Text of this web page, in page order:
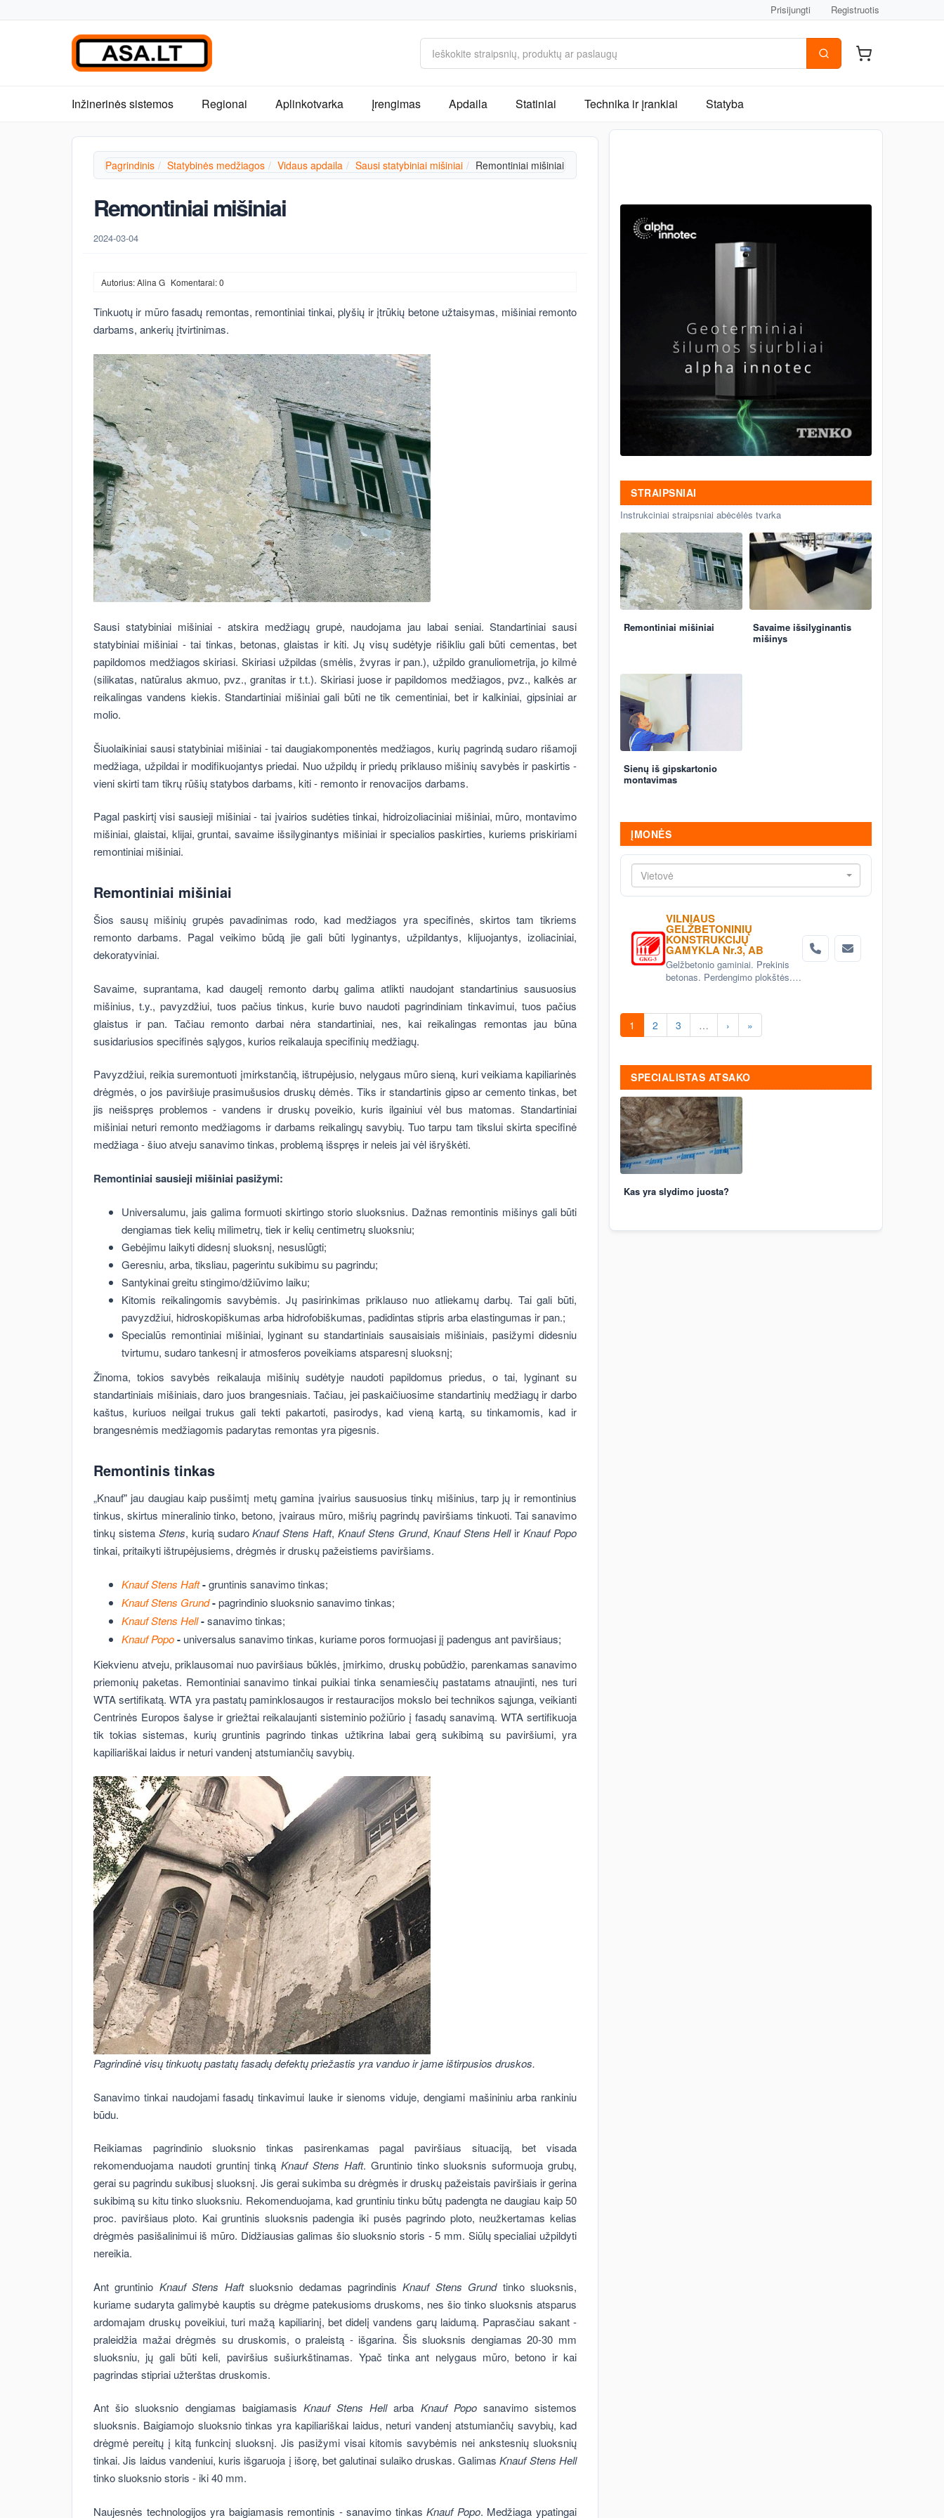
Prisijungti Registruotis
Inžinerinės sistemos Regionai Aplinkotvarka Įrengimas Apdaila Statiniai Technika ir įrankiai Statyba
Pagrindinis Statybinės medžiagos Vidaus apdaila Sausi statybiniai mišiniai Remontiniai mišiniai
Remontiniai mišiniai
2024-03-04
Autorius: Alina G Komentarai: 0
Tinkuotų ir mūro fasadų remontas, remontiniai tinkai, plyšių ir įtrūkių betone užtaisymas, mišiniai remonto
darbams, ankerių įtvirtinimas.
Sausi statybiniai mišiniai - atskira medžiagų grupė, naudojama jau labai seniai. Standartiniai sausi
statybiniai mišiniai - tai tinkas, betonas, glaistas ir kiti. Jų visų sudėtyje rišikliu gali būti cementas, bet
papildomos medžiagos skiriasi. Skiriasi užpildas (smėlis, žvyras ir pan.), užpildo granuliometrija, jo kilmė
(silikatas, natūralus akmuo, pvz., granitas ir t.t.). Skiriasi juose ir papildomos medžiagos, pvz., kalkės ar
reikalingas vandens kiekis. Standartiniai mišiniai gali būti ne tik cementiniai, bet ir kalkiniai, gipsiniai ar
molio.
Šiuolaikiniai sausi statybiniai mišiniai - tai daugiakomponentės medžiagos, kurių pagrindą sudaro rišamoji
medžiaga, užpildai ir modifikuojantys priedai. Nuo užpildų ir priedų priklauso mišinių savybės ir paskirtis -
vieni skirti tam tikrų rūšių statybos darbams, kiti - remonto ir renovacijos darbams.
Pagal paskirtį visi sausieji mišiniai - tai įvairios sudėties tinkai, hidroizoliaciniai mišiniai, mūro, montavimo
mišiniai, glaistai, klijai, gruntai, savaime išsilyginantys mišiniai ir specialios paskirties, kuriems priskiriami
remontiniai mišiniai.
Remontiniai mišiniai
Šios sausų mišinių grupės pavadinimas rodo, kad medžiagos yra specifinės, skirtos tam tikriems
remonto darbams. Pagal veikimo būdą jie gali būti lyginantys, užpildantys, klijuojantys, izoliaciniai,
dekoratyviniai.
Savaime, suprantama, kad daugelį remonto darbų galima atlikti naudojant standartinius sausuosius
mišinius, t.y., pavyzdžiui, tuos pačius tinkus, kurie buvo naudoti pagrindiniam tinkavimui, tuos pačius
glaistus ir pan. Tačiau remonto darbai nėra standartiniai, nes, kai reikalingas remontas jau būna
susidariusios specifinės sąlygos, kurios reikalauja specifinių medžiagų.
Pavyzdžiui, reikia suremontuoti įmirkstančią, ištrupėjusio, nelygaus mūro sieną, kuri veikiama kapiliarinės
drėgmės, o jos paviršiuje prasimušusios druskų dėmės. Tiks ir standartinis gipso ar cemento tinkas, bet
jis neišspręs problemos - vandens ir druskų poveikio, kuris ilgainiui vėl bus matomas. Standartiniai
mišiniai neturi remonto medžiagoms ir darbams reikalingų savybių. Tuo tarpu tam tikslui skirta specifinė
medžiaga - šiuo atveju sanavimo tinkas, problemą išspręs ir neleis jai vėl išryškėti.
Remontiniai sausieji mišiniai pasižymi:
Universalumu, jais galima formuoti skirtingo storio sluoksnius. Dažnas remontinis mišinys gali būti
dengiamas tiek kelių milimetrų, tiek ir kelių centimetrų sluoksniu;
Gebėjimu laikyti didesnį sluoksnį, nesuslūgti;
Geresniu, arba, tiksliau, pagerintu sukibimu su pagrindu;
Santykinai greitu stingimo/džiūvimo laiku;
Kitomis reikalingomis savybėmis. Jų pasirinkimas priklauso nuo atliekamų darbų. Tai gali būti,
pavyzdžiui, hidroskopiškumas arba hidrofobiškumas, padidintas stipris arba elastingumas ir pan.;
Specialūs remontiniai mišiniai, lyginant su standartiniais sausaisiais mišiniais, pasižymi didesniu
tvirtumu, sudaro tankesnį ir atmosferos poveikiams atsparesnį sluoksnį;
Žinoma, tokios savybės reikalauja mišinių sudėtyje naudoti papildomus priedus, o tai, lyginant su
standartiniais mišiniais, daro juos brangesniais. Tačiau, jei paskaičiuosime standartinių medžiagų ir darbo
kaštus, kuriuos neilgai trukus gali tekti pakartoti, pasirodys, kad vieną kartą, su tinkamomis, kad ir
brangesnėmis medžiagomis padarytas remontas yra pigesnis.
Remontinis tinkas
„Knauf" jau daugiau kaip pusšimtį metų gamina įvairius sausuosius tinkų mišinius, tarp jų ir remontinius
tinkus, skirtus mineralinio tinko, betono, įvairaus mūro, mišrių pagrindų paviršiams tinkuoti. Tai sanavimo
tinkų sistema Stens, kurią sudaroKnauf Stens Haft, Knauf Stens Grund, Knauf Stens HellirKnauf Popo
tinkai, pritaikyti ištrupėjusiems, drėgmės ir druskų pažeistiems paviršiams.
Knauf Stens Haft-gruntinis sanavimo tinkas;
Knauf Stens Grund-pagrindinio sluoksnio sanavimo tinkas;
Knauf Stens Hell-sanavimo tinkas;
Knauf Popo- universalus sanavimo tinkas, kuriame poros formuojasi jį padengus ant paviršiaus;
Kiekvienu atveju, priklausomai nuo paviršiaus būklės, įmirkimo, druskų pobūdžio, parenkamas sanavimo
priemonių paketas. Remontiniai sanavimo tinkai puikiai tinka senamiesčių pastatams atnaujinti, nes turi
WTA sertifikatą. WTA yra pastatų paminklosaugos ir restauracijos mokslo bei technikos sąjunga, veikianti
Centrinės Europos šalyse ir griežtai reikalaujanti sisteminio požiūrio į fasadų sanavimą. WTA sertifikuoja
tik tokias sistemas, kurių gruntinis pagrindo tinkas užtikrina labai gerą sukibimą su paviršiumi, yra
kapiliariškai laidus ir neturi vandenį atstumiančių savybių.
Pagrindinė visų tinkuotų pastatų fasadų defektų priežastis yra vanduo ir jame ištirpusios druskos.
Sanavimo tinkai naudojami fasadų tinkavimui lauke ir sienoms viduje, dengiami mašininiu arba rankiniu
būdu.
Reikiamas pagrindinio sluoksnio tinkas pasirenkamas pagal paviršiaus situaciją, bet visada
rekomenduojama naudoti gruntinį tinkąKnauf Stens Haft. Gruntinio tinko sluoksnis suformuoja grubų,
gerai su pagrindu sukibusį sluoksnį. Jis gerai sukimba su drėgmės ir druskų pažeistais paviršiais ir gerina
sukibimą su kitu tinko sluoksniu. Rekomenduojama, kad gruntiniu tinku būtų padengta ne daugiau kaip 50
proc. paviršiaus ploto. Kai gruntinis sluoksnis padengia iki pusės pagrindo ploto, neužkertamas kelias
drėgmės pasišalinimui iš mūro. Didžiausias galimas šio sluoksnio storis - 5 mm. Siūlų specialiai užpildyti
nereikia.
Ant gruntinio Knauf Stens Haftsluoksnio dedamas pagrindinisKnauf Stens Grundtinko sluoksnis,
kuriame sudaryta galimybė kauptis su drėgme patekusioms druskoms, nes šio tinko sluoksnis atsparus
ardomajam druskų poveikiui, turi mažą kapiliarinį, bet didelį vandens garų laidumą. Paprasčiau sakant -
praleidžia mažai drėgmės su druskomis, o praleistą - išgarina. Šis sluoksnis dengiamas 20-30 mm
sluoksniu, jų gali būti keli, paviršius sušiurkštinamas. Ypač tinka ant nelygaus mūro, betono ir kai
pagrindas stipriai užterštas druskomis.
Ant šio sluoksnio dengiamas baigiamasis Knauf Stens Hellarba Knauf Poposanavimo sistemos
sluoksnis. Baigiamojo sluoksnio tinkas yra kapiliariškai laidus, neturi vandenį atstumiančių savybių, kad
drėgmė pereitų į kitą funkcinį sluoksnį. Jis pasižymi visai kitomis savybėmis nei ankstesnių sluoksnių
tinkai. Jis laidus vandeniui, kuris išgaruoja į išorę, bet galutinai sulaiko druskas. GalimasKnauf Stens Hell
tinko sluoksnio storis - iki 40 mm.
Naujesnės technologijos yra baigiamasis remontinis - sanavimo tinkasKnauf Popo. Medžiaga ypatingai
STRAIPSNIAI
Instrukciniai straipsniai abėcėlės tvarka
Remontiniai mišiniai
Savaime išsilyginantis
mišinys
Sienų iš gipskartonio
montavimas
ĮMONĖS
Vietovė
VILNIAUS
GELŽBETONINIŲ
KONSTRUKCIJŲ
GAMYKLA Nr.3, AB
Gelžbetonio gaminiai. Prekinis
betonas. Perdengimo plokštės.
Betoniniai šulinio žiedai. Tvoros
elementai
1 2 3 … › »
SPECIALISTAS ATSAKO
Kas yra slydimo juosta?